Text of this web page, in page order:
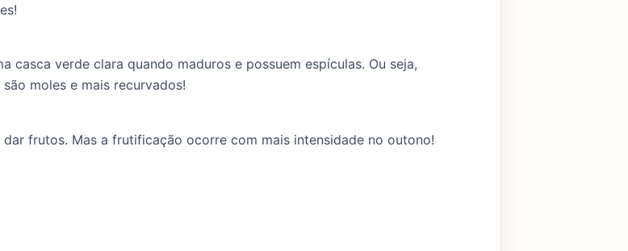
casca verde clara quando maduros e possuem espículas. Ou seja,
moles e mais recurvados!
frutos. Mas a frutificação ocorre com mais intensidade no outono!